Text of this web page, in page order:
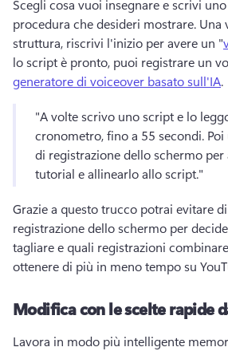
Scegli cosa vuoi insegnare e scrivi
procedura che desideri mostrare. Una
struttura, riscrivi l'inizio per avere un "
lo script è pronto, puoi registrare un
generatore di voiceover basato sull'IA.
"A volte scrivo uno script e lo
cronometro, fino a 55 secondi.
di registrazione dello schermo
tutorial e allinearlo allo script."
Grazie a questo trucco potrai evitare
registrazione dello schermo per
tagliare e quali registrazioni
ottenere di più in meno tempo su
Modifica con le scelte rapide
Lavora in modo più intelligente